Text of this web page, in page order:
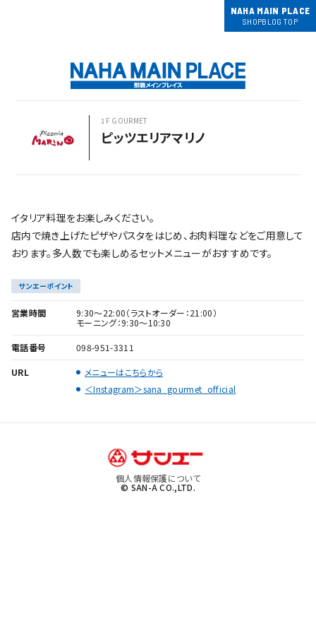
NAHA MAIN PLACE
SHOPBLOG TOP
1F GOURMET
ピッツエリアマリノ
イタリア料理をお楽しみください。
店内で焼き上げたピザやパスタをはじめ、お肉料理などをご用意して
おります。多人数でも楽しめるセットメニューがおすすめです。
サンエーポイント
営業時間
9:30～22:00（ラストオーダー：21:00）
モーニング：9:30～10:30
電話番号 098-951-3311
URL
メニューはこちらから
＜Instagram＞sana_gourmet_official
個人情報保護について
© SAN-A CO.,LTD.